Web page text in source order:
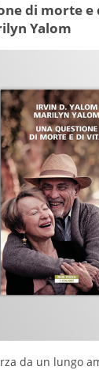
di morte
Yalom
da un lungo